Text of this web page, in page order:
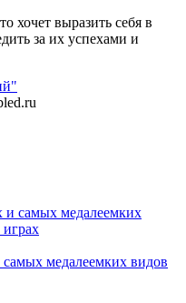
хочет выразить себя в
за их успехами и
медалеемких видов